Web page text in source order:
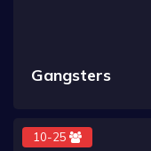
Gangsters
10-25